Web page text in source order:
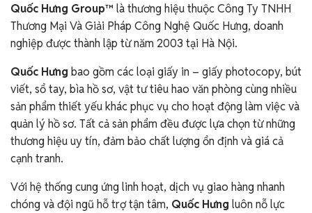
Quốc Hưng Group™ là thương hiệu thuộc Công Ty TNHH
Thương Mại Và Giải Pháp Công Nghệ Quốc Hưng, doanh
nghiệp được thành lập từ năm 2003 tại Hà Nội.
Quốc Hưng bao gồm các loại giấy in – giấy photocopy, bút
viết, sổ tay, bìa hồ sơ, vật tư tiêu hao văn phòng cùng nhiều
sản phẩm thiết yếu khác phục vụ cho hoạt động làm việc và
quản lý hồ sơ. Tất cả sản phẩm đều được lựa chọn từ những
thương hiệu uy tín, đảm bảo chất lượng ổn định và giá cả
cạnh tranh.
Với hệ thống cung ứng linh hoạt, dịch vụ giao hàng nhanh
chóng và đội ngũ hỗ trợ tận tâm, Quốc Hưng luôn nỗ lực